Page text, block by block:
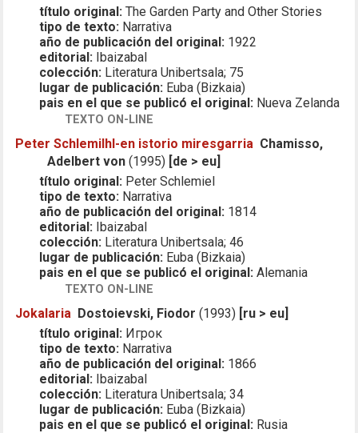
título original: The Garden Party and Other Stories
tipo de texto: Narrativa
año de publicación del original: 1922
editorial: Ibaizabal
colección: Literatura Unibertsala; 75
lugar de publicación: Euba (Bizkaia)
pais en el que se publicó el original: Nueva Zelanda
TEXTO ON-LINE
Peter Schlemilhl-en istorio miresgarria Chamisso,
Adelbert von (1995) [de > eu]
título original: Peter Schlemiel
tipo de texto: Narrativa
año de publicación del original: 1814
editorial: Ibaizabal
colección: Literatura Unibertsala; 46
lugar de publicación: Euba (Bizkaia)
pais en el que se publicó el original: Alemania
TEXTO ON-LINE
Jokalaria Dostoievski, Fiodor (1993) [ru > eu]
título original: Игрок
tipo de texto: Narrativa
año de publicación del original: 1866
editorial: Ibaizabal
colección: Literatura Unibertsala; 34
lugar de publicación: Euba (Bizkaia)
pais en el que se publicó el original: Rusia